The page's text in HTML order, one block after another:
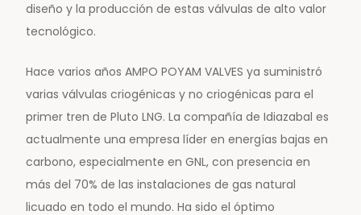
diseño y la producción de estas válvulas de alto valor
tecnológico.
Hace varios años AMPO POYAM VALVES ya suministró
varias válvulas criogénicas y no criogénicas para el
primer tren de Pluto LNG. La compañía de Idiazabal es
actualmente una empresa líder en energías bajas en
carbono, especialmente en GNL, con presencia en
más del 70% de las instalaciones de gas natural
licuado en todo el mundo. Ha sido el óptimo